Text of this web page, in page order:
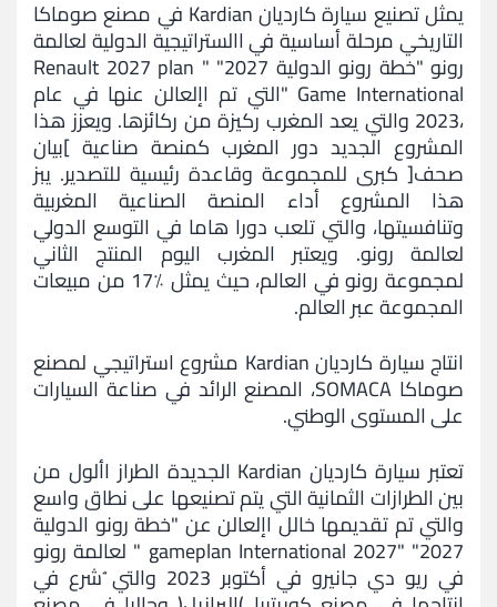
يمثل تصنيع سيارة كارديان Kardian في مصنع صوماكا
التاريخي مرحلة أساسية في االستراتيجية الدولية لعالمة
رونو "خطة رونو الدولية 2027" " Renault 2027 plan
Game International "التي تم اإلعالن عنها في عام
،2023 والتي يعد المغرب ركيزة من ركائزها. ويعزز هذا
المشروع الجديد دور المغرب كمنصة صناعية ]بيان
صحف[ كبرى للمجموعة وقاعدة رئيسية للتصدير. يبز
هذا المشروع أداء المنصة الصناعية المغربية
وتنافسيتها، والتي تلعب دورا هاما في التوسع الدولي
لعالمة رونو. ويعتبر المغرب اليوم المنتج الثاني
لمجموعة رونو في العالم، حيث يمثل ٪17 من مبيعات
المجموعة عبر العالم.
انتاج سيارة كارديان Kardian مشروع استراتيجي لمصنع
صوماكا SOMACA، المصنع الرائد في صناعة السيارات
على المستوى الوطني.
تعتبر سيارة كارديان Kardian الجديدة الطراز األول من
بين الطرازات الثمانية التي يتم تصنيعها على نطاق واسع
والتي تم تقديمها خالل اإلعالن عن "خطة رونو الدولية
2027" "2027 gameplan International " لعالمة رونو
في ريو دي جانيرو في أكتوبر 2023 والتي ُشرع في